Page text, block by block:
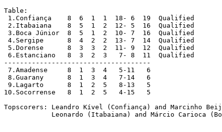
Table:
1.Confiança  	8  6  1  1  18- 6  19  Qualified
2.Itabaiana  	8  5  1  2  12- 5  16  Qualified
3.Boca Júnior  8  5  1  2  10- 7  16  Qualified
4.Sergipe  	8  4  2  2  13- 7  14  Qualified
5.Dorense  	8  3  3  2  11- 9  12  Qualified
6.Estanciano  	8  3  2  3   7- 8  11  Qualified
-------------------------------------
7.Amadense  	8  1  3  4   5-11   6
8.Guarany  	8  1  3  4   7-14   6
9.Lagarto  	8  1  2  5   8-13   5
10.Socorrense  	8  1  2  5   4-15   5
Topscorers: Leandro Kível (Confiança) and Marcinho